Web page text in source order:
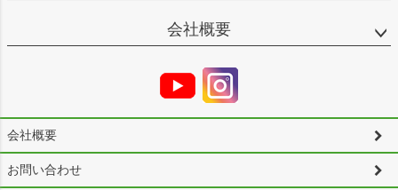
会社概要
会社概要
お問い合わせ